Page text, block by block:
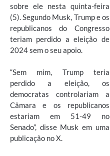
sobre ele nesta quinta-feira
(5). Segundo Musk, Trump e os
republicanos do Congresso
teriam perdido a eleição de
2024 sem o seu apoio.
“Sem mim, Trump teria
perdido a eleição, os
democratas controlariam a
Câmara e os republicanos
estariam em 51-49 no
Senado”, disse Musk em uma
publicação no X.